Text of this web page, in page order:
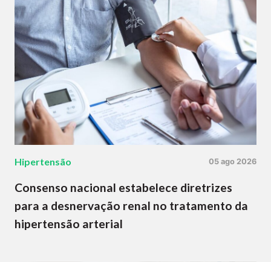
Hipertensão 05 ago 2026
Consenso nacional estabelece diretrizes
para a desnervação renal no tratamento da
hipertensão arterial